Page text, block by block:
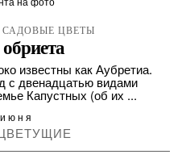
ЦВЕТЫ
известны как Аубретиа.
с двенадцатью видами
Капустных (об их ...